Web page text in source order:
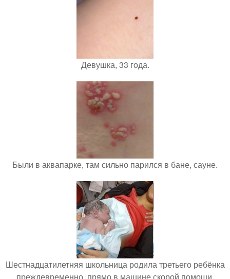
Девушка, 33 года.
Были в аквапарке, там сильно парился в бане, сауне.
Шестнадцатилетняя школьница родила третьего ребёнка